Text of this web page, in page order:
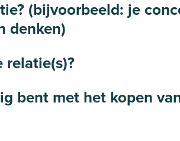
(bijvoorbeeld: je
denken)
relatie(s)?
bent met het kopen